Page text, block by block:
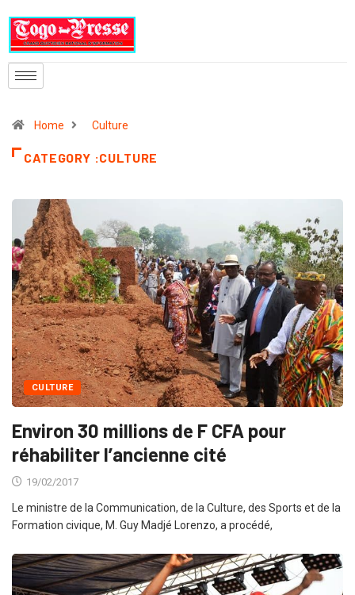
Home Culture
CATEGORY :CULTURE
CULTURE
Environ 30 millions de F CFA pour
réhabiliter l’ancienne cité
19/02/2017
Le ministre de la Communication, de la Culture, des Sports et de la
Formation civique, M. Guy Madjé Lorenzo, a procédé,